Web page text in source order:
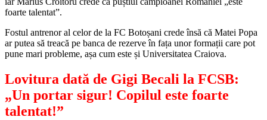
foarte talentat”.
Fostul antrenor al celor de la FC Botoșani crede însă că Matei Popa
ar putea să treacă pe banca de rezerve în fața unor formații care pot
pune mari probleme, așa cum este și Universitatea Craiova.
Lovitura dată de Gigi Becali la FCSB:
„Un portar sigur! Copilul este foarte
talentat!”